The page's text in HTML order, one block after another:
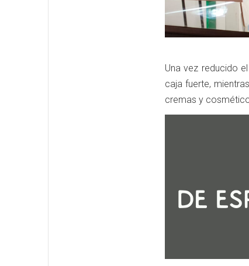
Una vez reducido
caja fuerte,
cremas y